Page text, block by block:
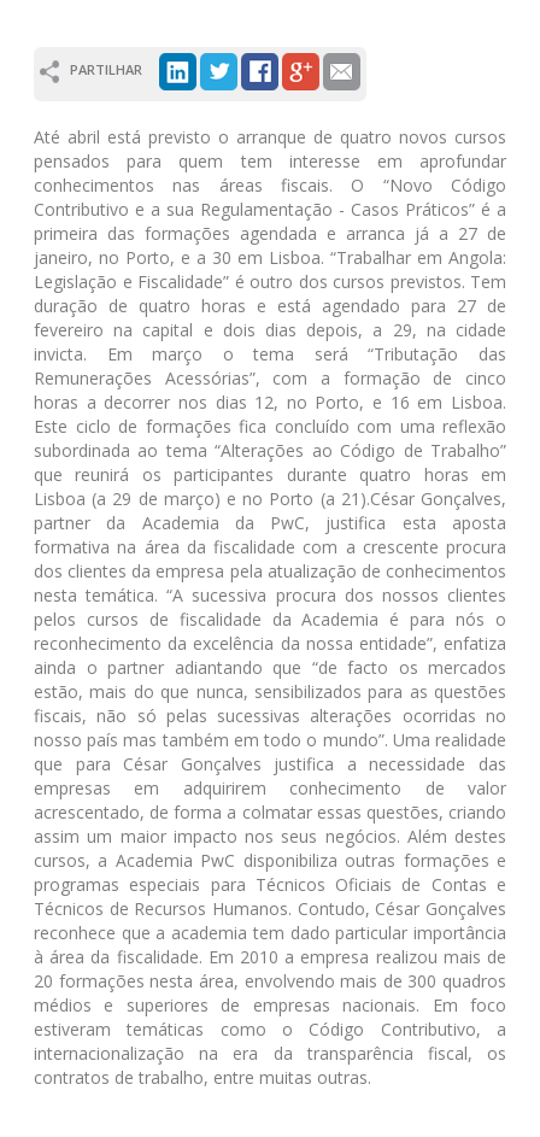
PARTILHAR
Até abril está previsto o arranque de quatro novos cursos
pensados para quem tem interesse em aprofundar
conhecimentos nas áreas fiscais. O “Novo Código
Contributivo e a sua Regulamentação - Casos Práticos” é a
primeira das formações agendada e arranca já a 27 de
janeiro, no Porto, e a 30 em Lisboa. “Trabalhar em Angola:
Legislação e Fiscalidade” é outro dos cursos previstos. Tem
duração de quatro horas e está agendado para 27 de
fevereiro na capital e dois dias depois, a 29, na cidade
invicta. Em março o tema será “Tributação das
Remunerações Acessórias”, com a formação de cinco
horas a decorrer nos dias 12, no Porto, e 16 em Lisboa.
Este ciclo de formações fica concluído com uma reflexão
subordinada ao tema “Alterações ao Código de Trabalho”
que reunirá os participantes durante quatro horas em
Lisboa (a 29 de março) e no Porto (a 21).César Gonçalves,
partner da Academia da PwC, justifica esta aposta
formativa na área da fiscalidade com a crescente procura
dos clientes da empresa pela atualização de conhecimentos
nesta temática. “A sucessiva procura dos nossos clientes
pelos cursos de fiscalidade da Academia é para nós o
reconhecimento da excelência da nossa entidade”, enfatiza
ainda o partner adiantando que “de facto os mercados
estão, mais do que nunca, sensibilizados para as questões
fiscais, não só pelas sucessivas alterações ocorridas no
nosso país mas também em todo o mundo”. Uma realidade
que para César Gonçalves justifica a necessidade das
empresas em adquirirem conhecimento de valor
acrescentado, de forma a colmatar essas questões, criando
assim um maior impacto nos seus negócios. Além destes
cursos, a Academia PwC disponibiliza outras formações e
programas especiais para Técnicos Oficiais de Contas e
Técnicos de Recursos Humanos. Contudo, César Gonçalves
reconhece que a academia tem dado particular importância
à área da fiscalidade. Em 2010 a empresa realizou mais de
20 formações nesta área, envolvendo mais de 300 quadros
médios e superiores de empresas nacionais. Em foco
estiveram temáticas como o Código Contributivo, a
internacionalização na era da transparência fiscal, os
contratos de trabalho, entre muitas outras.